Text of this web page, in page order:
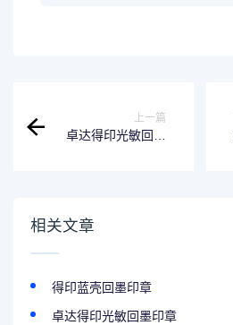
上一篇
卓达得印光敏回墨
相关文章
得印蓝壳回墨印章
卓达得印光敏回墨印章